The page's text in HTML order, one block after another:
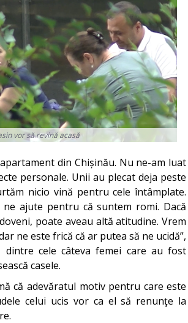
vor să revină acasă
din Chișinău. Nu ne-am luat
personale. Unii au plecat deja peste
nicio vină pentru cele întâmplate.
ajute pentru că suntem romi. Dacă
poate aveau altă atitudine. Vrem
ne este frică că ar putea să ne ucidă”,
dintre cele câteva femei care au fost
casele.
că adevăratul motiv pentru care este
celui ucis vor ca el să renunţe la